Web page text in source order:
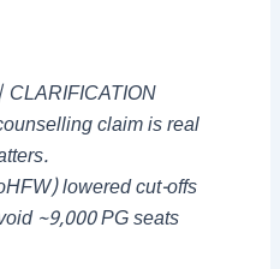
claim is real
lowered cut-offs
~9,000 PG seats